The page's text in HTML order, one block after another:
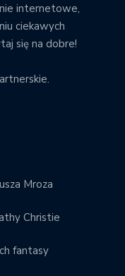
internetowe,
ciekawych
się na dobre!
Mroza
Christie
fantasy